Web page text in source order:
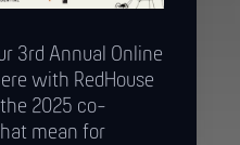
3rd Annual Online
with RedHouse
2025 co-
mean for